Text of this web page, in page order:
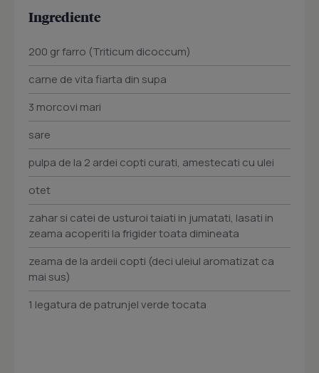
Ingrediente
200 gr farro (Triticum dicoccum)
carne de vita fiarta din supa
3 morcovi mari
sare
pulpa de la 2 ardei copti curati, amestecati cu ulei
otet
zahar si catei de usturoi taiati in jumatati, lasati in
zeama acoperiti la frigider toata dimineata
zeama de la ardeii copti (deci uleiul aromatizat ca
mai sus)
1 legatura de patrunjel verde tocata